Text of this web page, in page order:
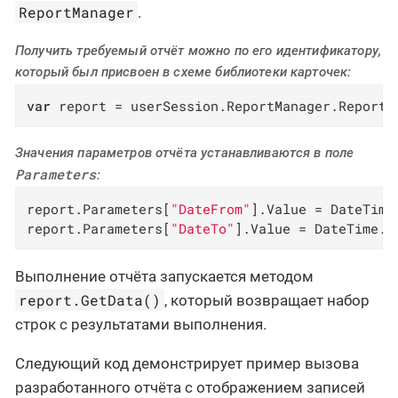
ReportManager .
Получить требуемый отчёт можно по его идентификатору,
который был присвоен в схеме библиотеки карточек:
var report =
Значения параметров отчёта устанавливаются в поле
Parameters:
report.Parameters[ "DateFrom" ].Value =
report.Parameters[ "DateTo" ].Value =
Выполнение отчёта запускается методом
report.GetData() , который возвращает набор
строк с результатами выполнения.
Следующий код демонстрирует пример вызова
разработанного отчёта с отображением записей